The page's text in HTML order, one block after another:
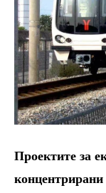
Проектите за
концентрирани